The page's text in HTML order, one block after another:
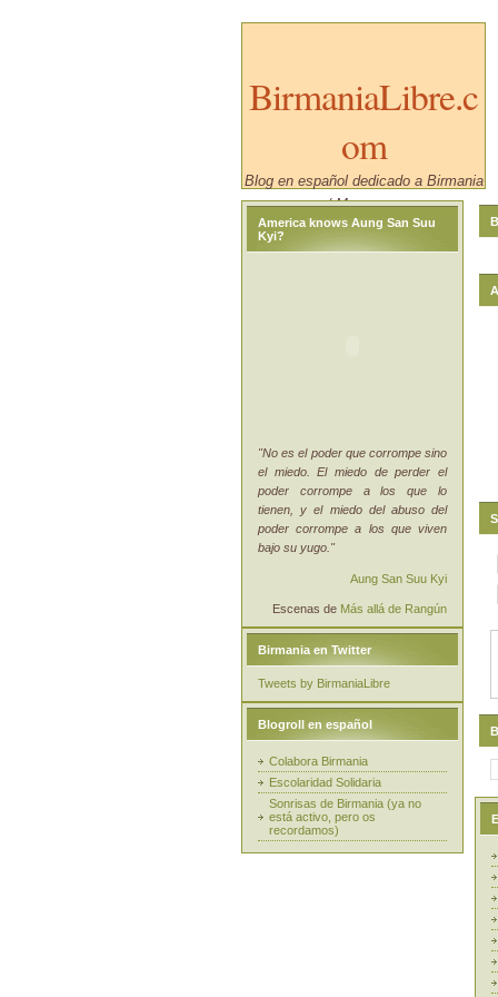
BirmaniaLibre.c
om
Blog en español dedicado a Birmania
/ Myanmar.
America knows Aung San Suu
Kyi?
"No es el poder que corrompe sino
el miedo. El miedo de perder el
poder corrompe a los que lo
tienen, y el miedo del abuso del
poder corrompe a los que viven
bajo su yugo."
Aung San Suu Kyi
Escenas de Más allá de Rangún
Birmania en Twitter
Tweets by BirmaniaLibre
Blogroll en español
Colabora Birmania
Escolaridad Solidaria
Sonrisas de Birmania (ya no
está activo, pero os
recordamos)